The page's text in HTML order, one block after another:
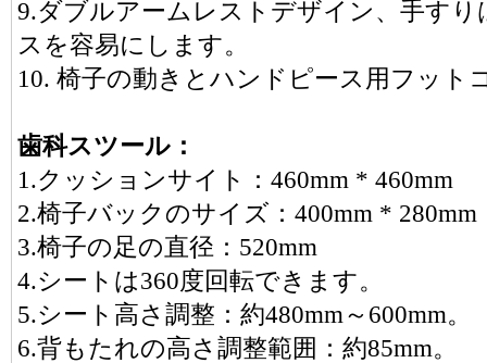
9.ダブルアームレストデザイン、手す
スを容易にします。
10. 椅子の動きとハンドピース用フット
歯科スツール：
1.クッションサイト：460mm * 460mm
2.椅子バックのサイズ：400mm * 280mm
3.椅子の足の直径：520mm
4.シートは360度回転できます。
5.シート高さ調整：約480mm～600mm。
6.背もたれの高さ調整範囲：約85mm。